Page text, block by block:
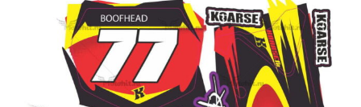
товар
имеет
несколько
вариаций.